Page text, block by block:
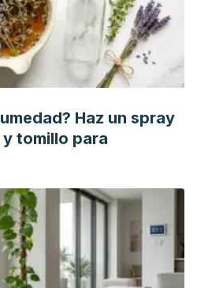
Haz un spray
tomillo para